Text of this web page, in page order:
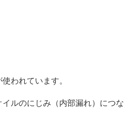
われています。
ルのにじみ（内部漏れ）につな